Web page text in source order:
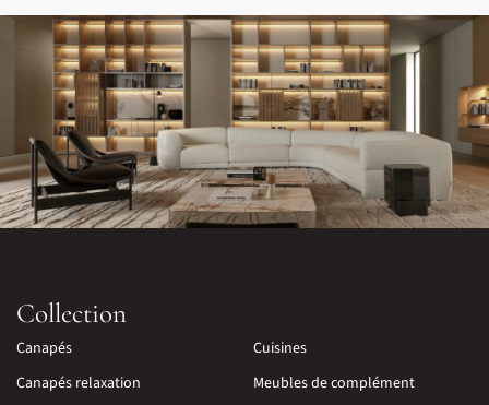
Collection
Canapés
Canapés relaxation
Cuisines
Meubles de complément